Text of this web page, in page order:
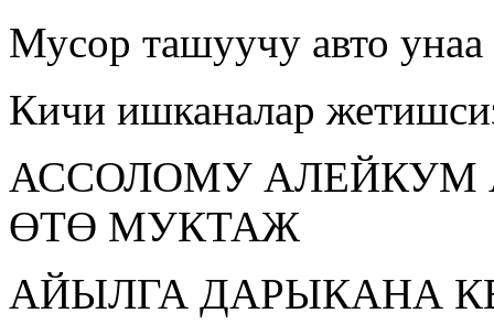
Мусор ташуучу авто унаа
Кичи ишканалар
АССОЛОМУ АЛЕЙКУМ
ӨТӨ МУКТАЖ
АЙЫЛГА ДАРЫКАНА